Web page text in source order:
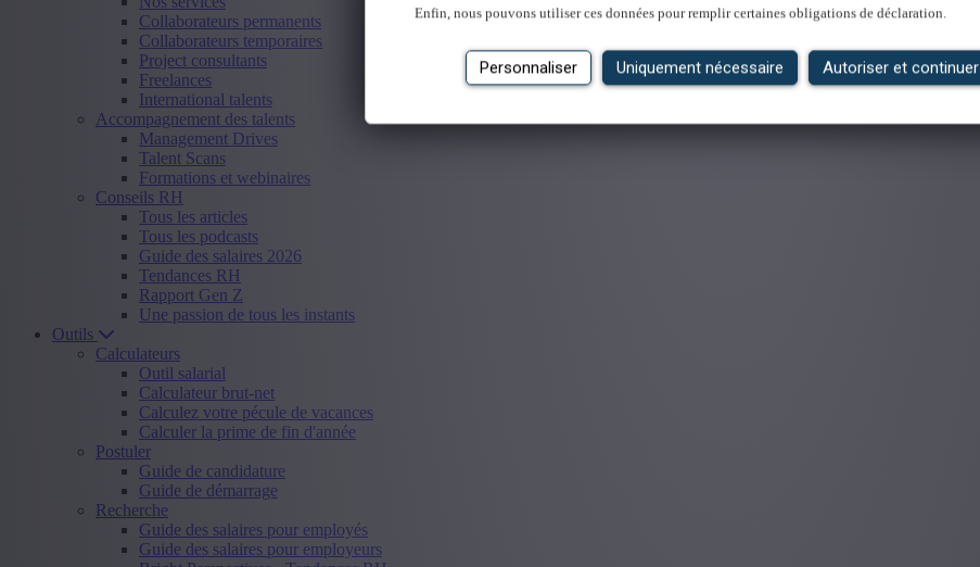
Enfin, nous pouvons utiliser ces données pour remplir certaines obligations de déclaration.
Personnaliser Uniquement nécessaire Autoriser et continuer
Collaborateurs permanents
Collaborateurs temporaires
Project consultants
Freelances
International talents
Accompagnement des talents
Management Drives
Talent Scans
Formations et webinaires
Conseils RH
Tous les articles
Tous les podcasts
Guide des salaires 2026
Tendances RH
Rapport Gen Z
Une passion de tous les instants
Outils
Calculateurs
Outil salarial
Calculateur brut-net
Calculez votre pécule de vacances
Calculer la prime de fin d'année
Postuler
Guide de candidature
Guide de démarrage
Recherche
Guide des salaires pour employés
Guide des salaires pour employeurs